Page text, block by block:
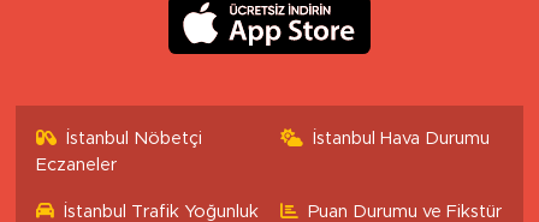
İstanbul Nöbetçi
Eczaneler
İstanbul Hava Durumu
İstanbul Trafik Yoğunluk
Puan Durumu ve Fikstür